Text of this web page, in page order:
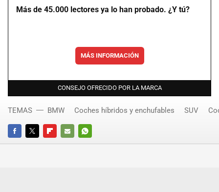
Más de 45.000 lectores ya lo han probado. ¿Y tú?
MÁS INFORMACIÓN
CONSEJO OFRECIDO POR LA MARCA
FACEBOOKTWITTERFLIPBOARD
E-
WHATSAPP
TEMAS BMW Coches híbridos y enchufables SUV